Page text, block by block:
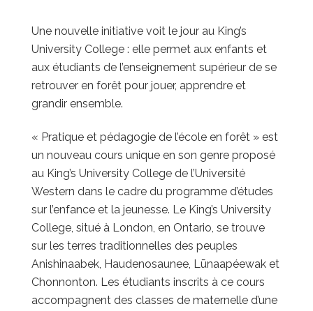
Une nouvelle initiative voit le jour au King’s
University College : elle permet aux enfants et
aux étudiants de l’enseignement supérieur de se
retrouver en forêt pour jouer, apprendre et
grandir ensemble.
« Pratique et pédagogie de l’école en forêt » est
un nouveau cours unique en son genre proposé
au King’s University College de l’Université
Western dans le cadre du programme d’études
sur l’enfance et la jeunesse. Le King’s University
College, situé à London, en Ontario, se trouve
sur les terres traditionnelles des peuples
Anishinaabek, Haudenosaunee, Lūnaapéewak et
Chonnonton. Les étudiants inscrits à ce cours
accompagnent des classes de maternelle d’une